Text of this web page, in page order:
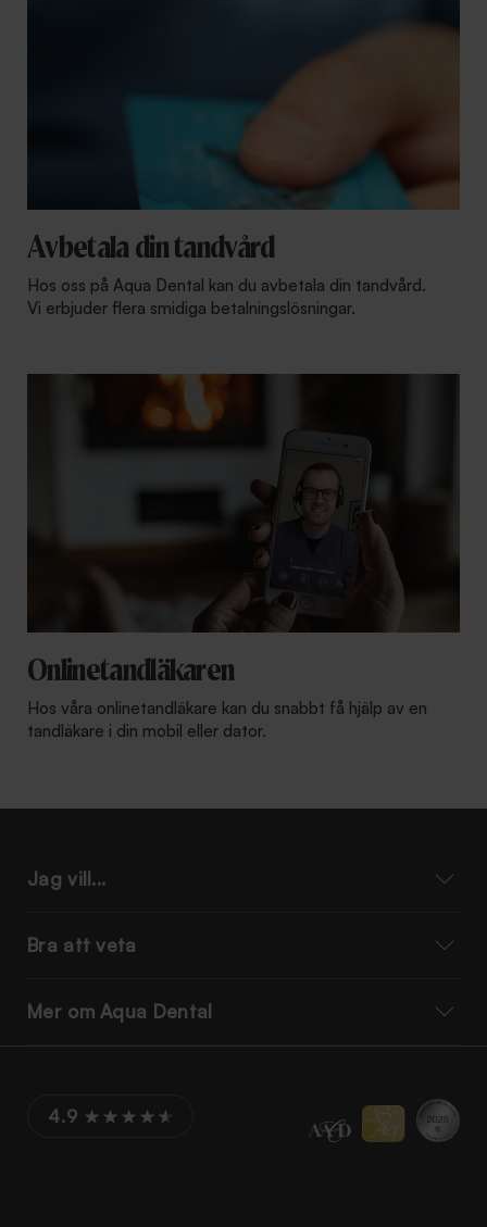
Avbetala din tandvård
Hos oss på Aqua Dental kan du avbetala din tandvård.
Vi erbjuder flera smidiga betalningslösningar.
Onlinetandläkaren
Hos våra onlinetandläkare kan du snabbt få hjälp av en
tandläkare i din mobil eller dator.
Jag vill...
Bra att veta
Mer om Aqua Dental
4.9